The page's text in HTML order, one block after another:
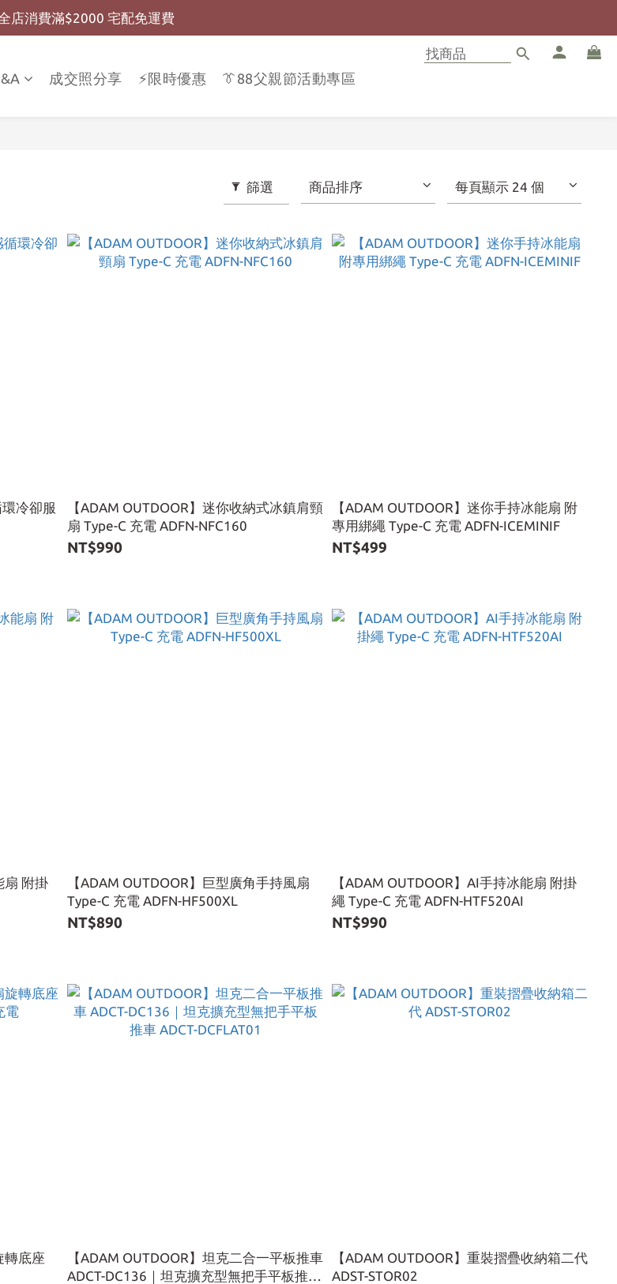
全店消費滿$999 超商免運費
成交照分享 ⚡限時優惠 👔88父親節活動專區
篩選 商品排序 每頁顯示 24 個
冷卻服
【ADAM OUTDOOR】迷你收納式冰鎮肩頸
扇 Type-C 充電 ADFN-NFC160
NT$990
【ADAM OUTDOOR】迷你手持冰能扇 附
專用綁繩 Type-C 充電 ADFN-ICEMINIF
NT$499
扇 附掛
【ADAM OUTDOOR】巨型廣角手持風扇
Type-C 充電 ADFN-HF500XL
NT$890
【ADAM OUTDOOR】AI手持冰能扇 附掛
繩 Type-C 充電 ADFN-HTF520AI
NT$990
轉底座
【ADAM OUTDOOR】坦克二合一平板推車
ADCT-DC136｜坦克擴充型無把手平板推車
【ADAM OUTDOOR】重裝摺疊收納箱二代
ADST-STOR02